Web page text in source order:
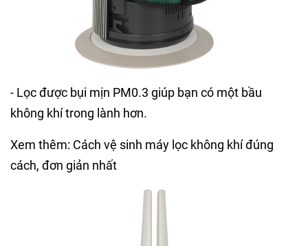
- Lọc được bụi mịn PM0.3 giúp bạn có một bầu
không khí trong lành hơn.
Xem thêm: Cách vệ sinh máy lọc không khí đúng
cách, đơn giản nhất